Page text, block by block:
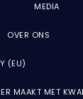
MEDIA
OVER ONS
(EU)
MAAKT MET